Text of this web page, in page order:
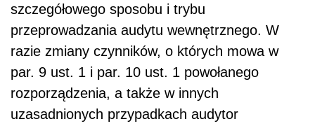
szczegółowego sposobu i trybu
przeprowadzania audytu wewnętrznego. W
razie zmiany czynników, o których mowa w
par. 9 ust. 1 i par. 10 ust. 1 powołanego
rozporządzenia, a także w innych
uzasadnionych przypadkach audytor